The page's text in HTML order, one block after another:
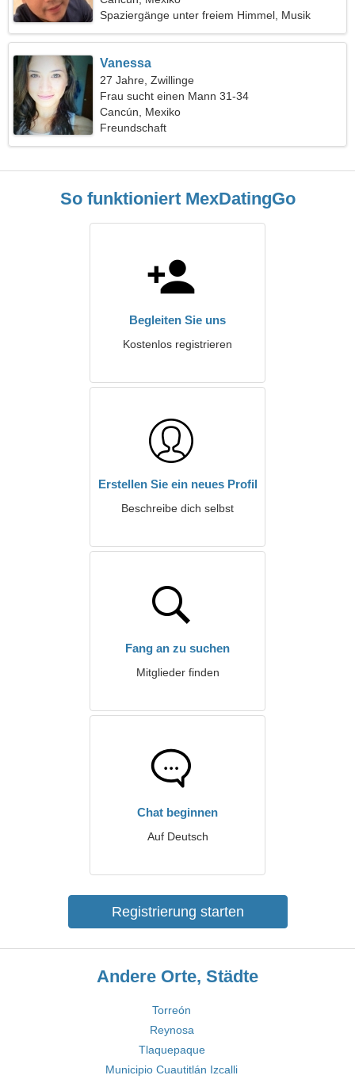
Spaziergänge unter freiem Himmel, Musik
Vanessa
27 Jahre, Zwillinge
Frau sucht einen Mann 31-34
Cancún, Mexiko
Freundschaft
So funktioniert MexDatingGo
Begleiten Sie uns
Kostenlos registrieren
Erstellen Sie ein neues Profil
Beschreibe dich selbst
Fang an zu suchen
Mitglieder finden
Chat beginnen
Auf Deutsch
Registrierung starten
Andere Orte, Städte
Torreón
Reynosa
Tlaquepaque
Municipio Cuautitlán Izcalli